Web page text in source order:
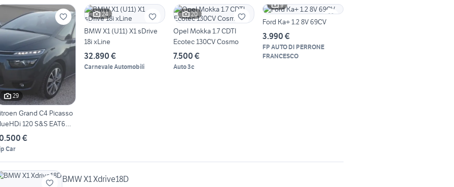
29
Grand C4 Picasso
120 S&S EAT6
€
Car
24
BMW X1 (U11) X1 sDrive
18i xLine
32.890 €
Carnevale Automobili
20
Opel Mokka 1.7 CDTI
Ecotec 130CV Cosmo
7.500 €
Auto 3c
9
Ford Ka+ 1.2 8V 69CV
3.990 €
FP AUTO DI PERRONE
FRANCESCO
BMW X1 Xdrive18D